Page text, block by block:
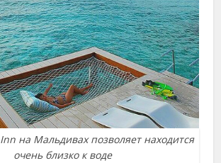
на Мальдивах позволяет находится
очень близко к воде